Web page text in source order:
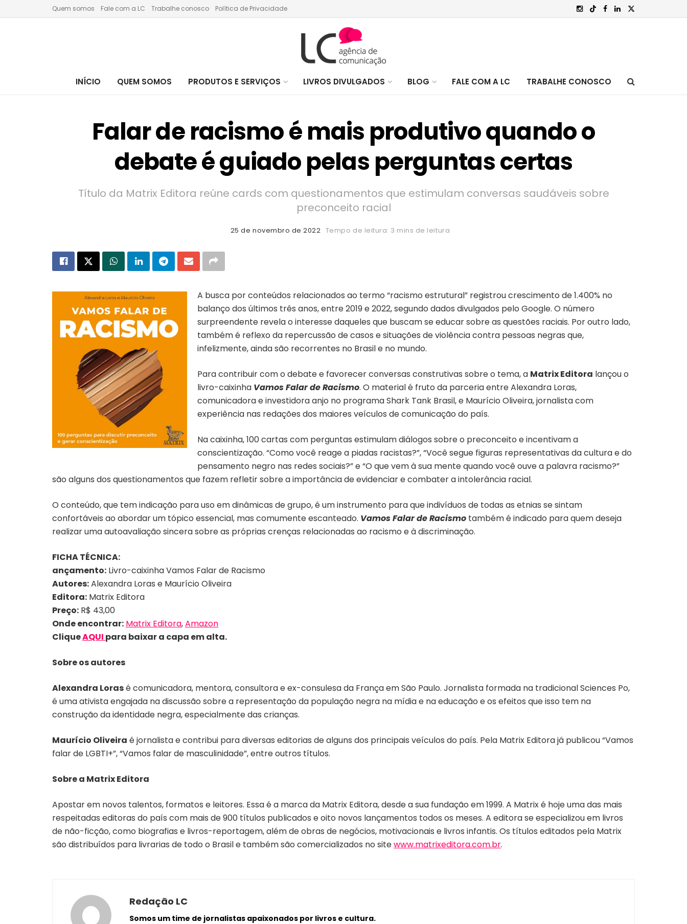
Quem somos Fale com a LC Trabalhe conosco Política de Privacidade
INÍCIO QUEM SOMOS PRODUTOS E SERVIÇOS LIVROS DIVULGADOS BLOG FALE COM A LC TRABALHE CONOSCO
Falar de racismo é mais produtivo quando o
debate é guiado pelas perguntas certas
Título da Matrix Editora reúne cards com questionamentos que estimulam conversas saudáveis sobre
preconceito racial
25 de novembro de 2022 Tempo de leitura: 3 mins de leitura
A busca por conteúdos relacionados ao termo “racismo estrutural” registrou crescimento de 1.400% no
balanço dos últimos três anos, entre 2019 e 2022, segundo dados divulgados pelo Google. O número
surpreendente revela o interesse daqueles que buscam se educar sobre as questões raciais. Por outro lado,
também é reflexo da repercussão de casos e situações de violência contra pessoas negras que,
infelizmente, ainda são recorrentes no Brasil e no mundo.
Para contribuir com o debate e favorecer conversas construtivas sobre o tema, a Matrix Editora lançou o
livro-caixinha Vamos Falar de Racismo. O material é fruto da parceria entre Alexandra Loras,
comunicadora e investidora anjo no programa Shark Tank Brasil, e Maurício Oliveira, jornalista com
experiência nas redações dos maiores veículos de comunicação do país.
Na caixinha, 100 cartas com perguntas estimulam diálogos sobre o preconceito e incentivam a
conscientização. “Como você reage a piadas racistas?”, “Você segue figuras representativas da cultura e do
pensamento negro nas redes sociais?” e “O que vem à sua mente quando você ouve a palavra racismo?”
são alguns dos questionamentos que fazem refletir sobre a importância de evidenciar e combater a intolerância racial.
O conteúdo, que tem indicação para uso em dinâmicas de grupo, é um instrumento para que indivíduos de todas as etnias se sintam
confortáveis ao abordar um tópico essencial, mas comumente escanteado. Vamos Falar de Racismo também é indicado para quem deseja
realizar uma autoavaliação sincera sobre as próprias crenças relacionadas ao racismo e à discriminação.
FICHA TÉCNICA:
ançamento: Livro-caixinha Vamos Falar de Racismo
Autores:Alexandra Loras e Maurício Oliveira
Editora: Matrix Editora
Preço: R$ 43,00
Onde encontrar: Matrix Editora,Amazon
CliqueAQUI para baixar a capa em alta.
Sobre os autores
Alexandra Lorasé comunicadora, mentora, consultora e ex-consulesa da França em São Paulo. Jornalista formada na tradicional Sciences Po,
é uma ativista engajada na discussão sobre a representação da população negra na mídia e na educação e os efeitos que isso tem na
construção da identidade negra, especialmente das crianças.
Maurício Oliveira é jornalista e contribui para diversas editorias de alguns dos principais veículos do país. Pela Matrix Editora já publicou “Vamos
falar de LGBTI+”, “Vamos falar de masculinidade”, entre outros títulos.
Sobre a Matrix Editora
Apostar em novos talentos, formatos e leitores. Essa é a marca da Matrix Editora, desde a sua fundação em 1999. A Matrix é hoje uma das mais
respeitadas editoras do país com mais de 900 títulos publicados e oito novos lançamentos todos os meses. A editora se especializou em livros
de não-ficção, como biografias e livros-reportagem, além de obras de negócios, motivacionais e livros infantis. Os títulos editados pela Matrix
são distribuídos para livrarias de todo o Brasil e também são comercializados no sitewww.matrixeditora.com.br.
Redação LC
Somos um time de jornalistas apaixonados por livros e cultura.